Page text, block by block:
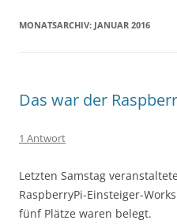
MONATSARCHIV: JANUAR 2016
Das war der
1 Antwort
Letzten Samstag
RaspberryPi-Einsteiger-
fünf Plätze waren belegt.